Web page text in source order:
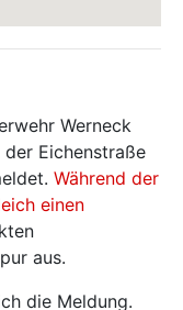
Werneck
Eichenstraße
Während der
einen
aus.
die Meldung.